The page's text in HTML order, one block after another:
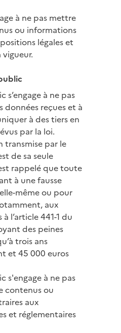
à ne pas mettre
ou informations
légales et
s’engage à ne pas
données reçues et à
à des tiers en
par la loi.
par le
de sa seule
rappelé que toute
à une fausse
même ou pour
aux
l’article 441-1 du
des peines
trois ans
et 45 000 euros
s'engage à ne pas
contenus ou
aux
et réglementaires